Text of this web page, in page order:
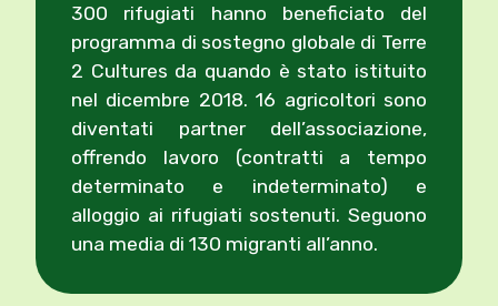
300 rifugiati hanno beneficiato del
programma di sostegno globale di Terre
2 Cultures da quando è stato istituito
nel dicembre 2018. 16 agricoltori sono
diventati partner dell’associazione,
offrendo lavoro (contratti a tempo
determinato e indeterminato) e
alloggio ai rifugiati sostenuti. Seguono
una media di 130 migranti all’anno.